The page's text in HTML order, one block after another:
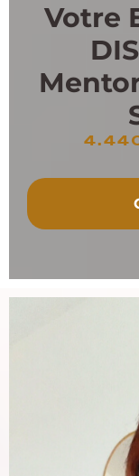
Votre